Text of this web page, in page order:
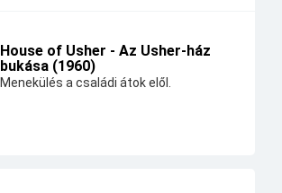
House of Usher - Az Usher-ház
bukása (1960)
Menekülés a családi átok elől.